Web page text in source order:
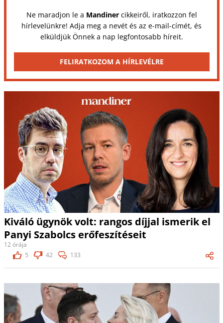
Ne maradjon le a Mandinercikkeiről, iratkozzon fel
hírlevelünkre! Adja meg a nevét és az e-mail-címét, és
elküldjük Önnek a nap legfontosabb híreit.
FELIRATKOZOM A HÍRLEVÉLRE
Kiváló ügynök volt: rangos díjjal ismerik el
Panyi Szabolcs erőfeszítéseit
12 órája
5
42 133